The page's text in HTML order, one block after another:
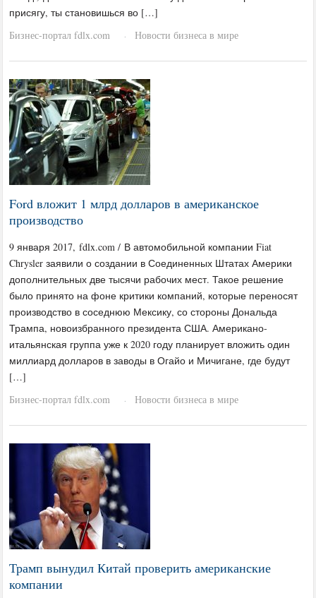
присягу, ты становишься во […]
Бизнес-портал fdlx.com
· Новости бизнеса в мире
Ford вложит 1 млрд долларов в американское
производство
9 января 2017, fdlx.com / В автомобильной компании Fiat
Chrysler заявили о создании в Соединенных Штатах Америки
дополнительных две тысячи рабочих мест. Такое решение
было принято на фоне критики компаний, которые переносят
производство в соседнюю Мексику, со стороны Дональда
Трампа, новоизбранного президента США. Американо-
итальянская группа уже к 2020 году планирует вложить один
миллиард долларов в заводы в Огайо и Мичигане, где будут
[…]
Бизнес-портал fdlx.com
· Новости бизнеса в мире
Трамп вынудил Китай проверить американские
компании